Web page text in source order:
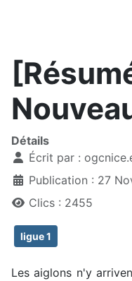
Détails
Écrit par :
Publication : 27
Clics : 2455
ligue 1
Les aiglons n'y